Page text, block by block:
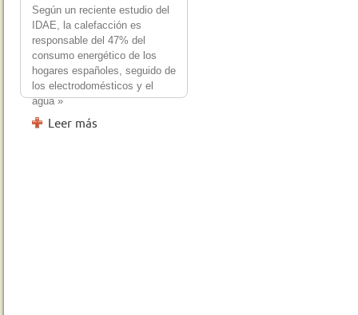
Según un reciente estudio del
IDAE, la calefacción es
responsable del 47% del
consumo energético de los
hogares españoles, seguido de
los electrodomésticos y el
agua »
Leer más